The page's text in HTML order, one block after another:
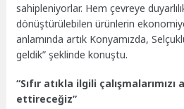
sahipleniyorlar. Hem çevreye
dönüştürülebilen ürünlerin ekonomiye
anlamında artık Konyamızda,
geldik” şeklinde konuştu.
“Sıfır atıkla ilgili
ettireceğiz”